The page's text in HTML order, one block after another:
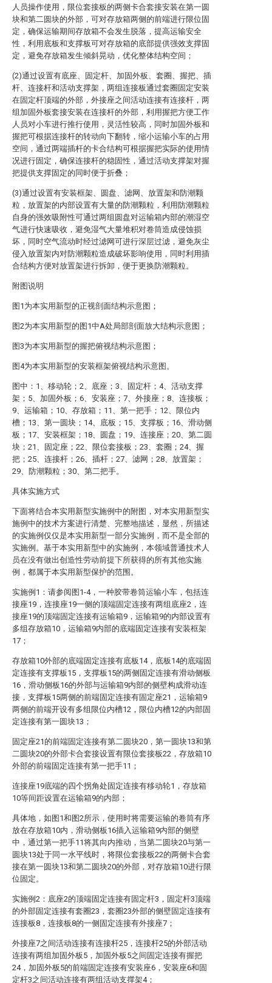
人员操作使用，限位套接板的两侧卡合套接安装在第一圆
块和第二圆块的外部，可对存放箱两侧的前端进行限位固
定，确保运输期间存放箱不会发生脱落，提高运输安全
性，利用底板和支撑板可对存放箱的底部提供强效支撑固
定，避免存放箱发生倾斜晃动，优化整体结构空间；
(2)通过设置有底座、固定杆、加固外板、套圈、握把、插
杆、连接杆和活动支撑架，两组连接板通过套圈固定安装
在固定杆顶端的外部，外接座之间活动连接有连接杆，两
组加固外板套接安装在连接杆的外部，利用握把方便工作
人员对小车进行推行使用，灵活性较高，同时加固外板和
握把可根据连接杆的转动向下翻转，缩小运输小车的占用
空间，通过两端插杆的卡合结构可根据握把实际的使用情
况进行固定，确保连接杆的稳固性，通过活动支撑架对握
把提供支撑固定的同时便于折叠；
(3)通过设置有安装框架、圆盘、滤网、放置架和防潮颗
粒，放置架的内部设置有大量的防潮颗粒，利用防潮颗粒
自身的强效吸附性可通过两组圆盘对运输箱内部的潮湿空
气进行快速吸收，避免湿气大量堆积对卷筒造成侵蚀损
坏，同时空气流动时经过滤网可进行深层过滤，避免灰尘
侵入放置架内对防潮颗粒造成破坏影响使用，同时利用插
合结构方便对放置架进行拆卸，便于更换防潮颗粒。
附图说明
图1为本实用新型的正视剖面结构示意图；
图2为本实用新型的图1中A处局部剖面放大结构示意图；
图3为本实用新型的握把俯视结构示意图；
图4为本实用新型的安装框架俯视结构示意图。
图中：1、移动轮；2、底座；3、固定杆；4、活动支撑
架；5、加固外板；6、安装座；7、外接座；8、连接板；
9、运输箱；10、存放箱；11、第一把手；12、限位内
槽；13、第一圆块；14、底板；15、支撑板；16、滑动侧
板；17、安装框架；18、圆盘；19、连接座；20、第二圆
块；21、固定座；22、限位套接板；23、套圈；24、握
把；25、连接杆；26、插杆；27、滤网；28、放置架；
29、防潮颗粒；30、第二把手。
具体实施方式
下面将结合本实用新型实施例中的附图，对本实用新型实
施例中的技术方案进行清楚、完整地描述，显然，所描述
的实施例仅仅是本实用新型一部分实施例，而不是全部的
实施例。基于本实用新型中的实施例，本领域普通技术人
员在没有做出创造性劳动前提下所获得的所有其他实施
例，都属于本实用新型保护的范围。
实施例1：请参阅图1-4，一种胶带卷筒运输小车，包括连
接座19，连接座19一侧的顶端固定连接有两组底座2，连
接座19的顶端固定连接有运输箱9，运输箱9的内部设置有
多组存放箱10，运输箱9内部的底端固定连接有安装框架
17；
存放箱10外部的底端固定连接有底板14，底板14的底端固
定连接有支撑板15，支撑板15的两侧固定连接有滑动侧板
16，滑动侧板16的外部与运输箱9内部的侧壁构成滑动连
接，支撑板15两侧的前端固定连接有固定座21，运输箱9
两侧的前端开设有多组限位内槽12，限位内槽12的内部固
定连接有第一圆块13；
固定座21的前端固定连接有第二圆块20，第一圆块13和第
二圆块20的外部卡合套接设置有限位套接板22，存放箱10
外部的前端固定连接有第一把手11；
连接座19底端的四个拐角处固定连接有移动轮1，存放箱
10等间距设置在运输箱9的内部；
具体地，如图1和图2所示，使用时将需要运输的卷筒有序
放在存放箱10内，滑动侧板16插入运输箱9内部的侧壁
中，通过第一把手11将其向内推动，当第二圆块20与第一
圆块13处于同一水平线时，将限位套接板22的两侧卡合套
接在第一圆块13和第二圆块20的外部，对存放箱10进行限
位固定。
实施例2：底座2的顶端固定连接有固定杆3，固定杆3顶端
的外部固定连接有套圈23，套圈23外部的侧壁固定连接有
连接板8，连接板8的一侧固定连接有外接座7；
外接座7之间活动连接有连接杆25，连接杆25的外部活动
连接有两组加固外板5，加固外板5之间固定连接有握把
24，加固外板5的前端固定连接有安装座6，安装座6和固
定杆3之间活动连接有两组活动支撑架4；